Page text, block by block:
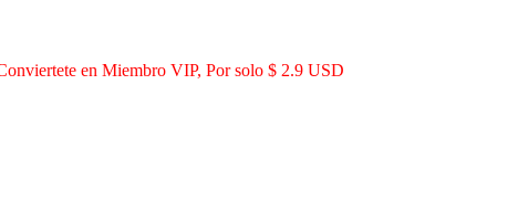
en Miembro VIP, Por solo $ 2.9 USD